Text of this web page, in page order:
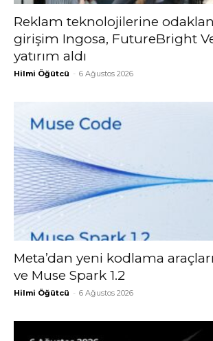
Reklam teknolojilerine
girişim Ingosa, FutureBright
yatırım aldı
Hilmi Öğütcü - 6 Ağustos 2026
Meta’dan yeni kodlama
ve Muse Spark 1.2
Hilmi Öğütcü - 6 Ağustos 2026